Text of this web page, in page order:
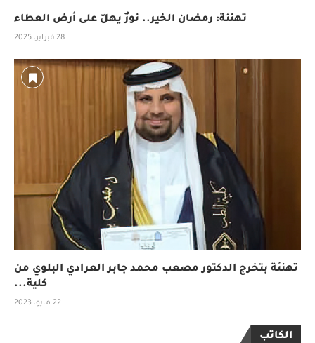
تهنئة: رمضان الخير.. نورٌ يهلّ على أرض العطاء
28 فبراير، 2025
تهنئة بتخرج الدكتور مصعب محمد جابر العرادي البلوي من
كلية...
22 مايو، 2023
الكاتب